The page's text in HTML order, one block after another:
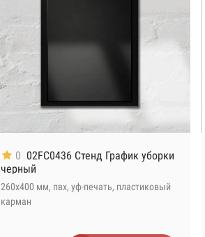
0 02FC0436 Стенд График уборки
черный
260х400 мм, пвх, уф-печать, пластиковый
карман